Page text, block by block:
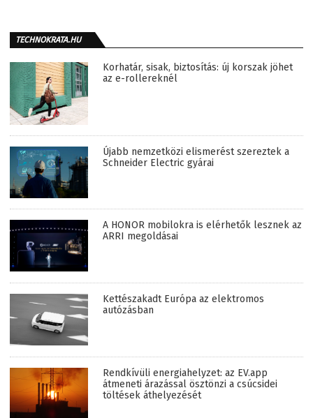
TECHNOKRATA.HU
Korhatár, sisak, biztosítás: új korszak jöhet
az e-rollereknél
Újabb nemzetközi elismerést szereztek a
Schneider Electric gyárai
A HONOR mobilokra is elérhetők lesznek az
ARRI megoldásai
Kettészakadt Európa az elektromos
autózásban
Rendkívüli energiahelyzet: az EV.app
átmeneti árazással ösztönzi a csúcsidei
töltések áthelyezését